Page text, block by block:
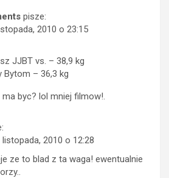
pisze:
2010 o 23:15
JJBT vs. – 38,9 kg
Bytom – 36,3 kg
byc? lol mniej filmow!.
2010 o 12:28
ze to blad z ta waga! ewentualnie